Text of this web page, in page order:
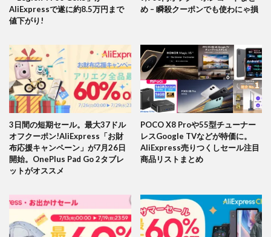
AliExpressで遂に約8.5万円まで
値下がり!
め – 瞬殺クーポンでも使わにゃ損
3日間の短期セール。最大37ドル
オフクーポン!AliExpress「お財
布応援キャンペーン」が7月26日
開始。OnePlus Pad Go 2タブレ
ットがオススメ
POCO X8 Proや55型チューナー
レスGoogle TVなどが特価に。
AliExpress売りつくしセール注目
商品リストまとめ